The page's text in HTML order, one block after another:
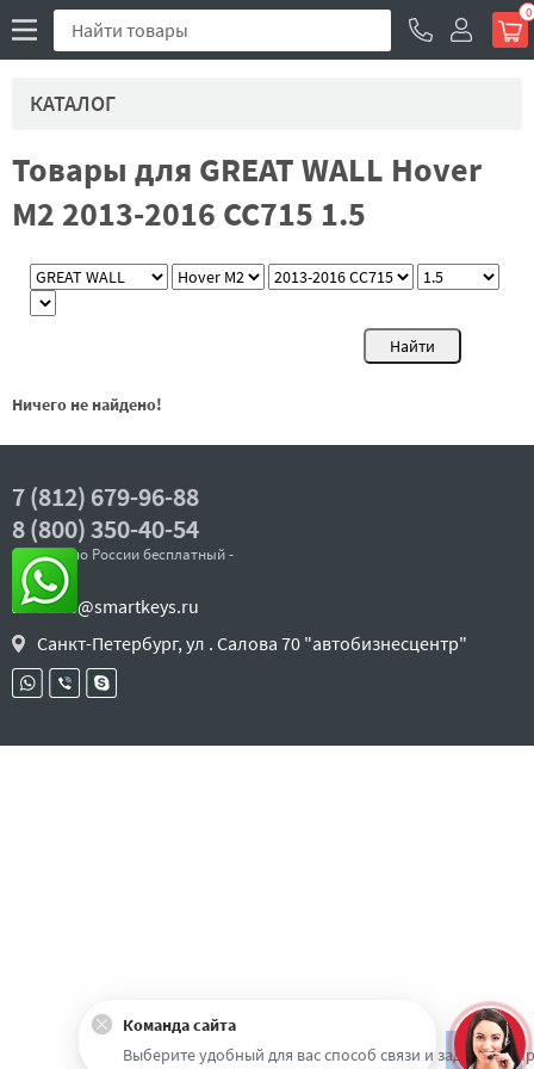
0
КАТАЛОГ
Товары для GREAT WALL Hover
M2 2013-2016 CC715 1.5
Ничего не найдено!
7 (812) 679-96-88
8 (800) 350-40-54
- звонок по России бесплатный -
sales@smartkeys.ru
Санкт-Петербург, ул . Салова 70 "автобизнесцентр"
Наверх
Команда сайта
Выберите удобный для вас способ связи и задайте